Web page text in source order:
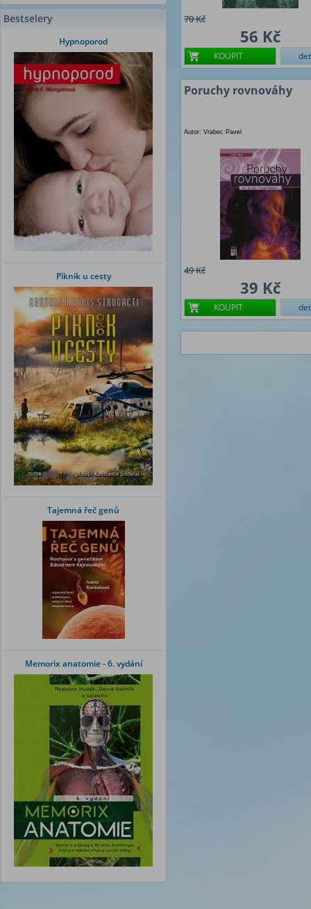
Bestselery
Hypnoporod
Piknik u cesty
Tajemná řeč genů
Memorix anatomie - 6. vydání
70 Kč
56 Kč
KOUPIT
Poruchy rovnováhy
Autor: Vrabec Pavel
49 Kč
39 Kč
KOUPIT